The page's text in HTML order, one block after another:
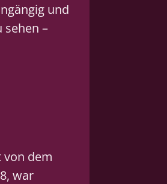
und
sehen –
von dem
war